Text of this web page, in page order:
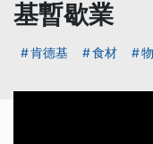
基暫歇業
肯德基 食材